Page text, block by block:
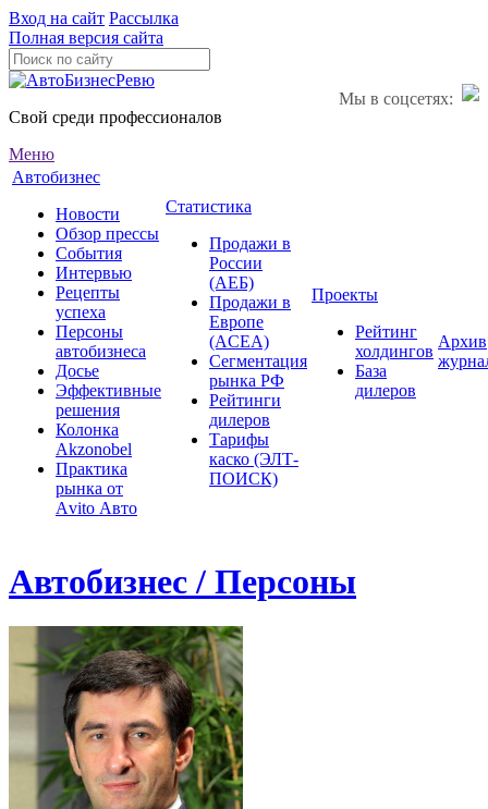
Вход на сайт Рассылка
Полная версия сайта
Мы в соцсетях:
Свой среди профессионалов
Меню
Автобизнес
Новости
Обзор прессы
События
Интервью
Рецепты
успеха
Персоны
автобизнеса
Досье
Эффективные
решения
Колонка
Akzonobel
Практика
рынка от
Аvito Авто
Статистика
Продажи в
России
(АЕБ)
Продажи в
Европе
(ACEA)
Сегментация
рынка РФ
Рейтинги
дилеров
Тарифы
каско (ЭЛТ-
ПОИСК)
Проекты
Рейтинг
холдингов
База
дилеров
Архив
Автобизнес / Персоны